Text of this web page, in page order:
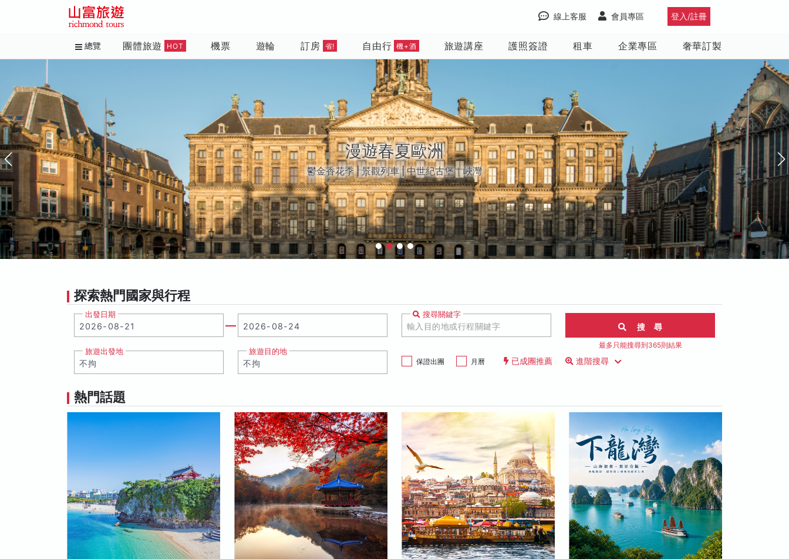
登入/註冊
會員專區
線上客服
總覽 團體旅遊 HOT 機票 遊輪 訂房 省! 自由行 機+酒 旅遊講座 護照簽證 租車 企業專區 奢華訂製
越南 • 越來越好玩
河內｜峴港｜胡志明市｜富國島
探索熱門國家與行程
出發日期 搜尋關鍵字
旅遊出發地
旅遊目的地
保證出團
月曆 已成團推薦
搜 尋
最多只能搜尋到365則結果
進階搜尋
熱門話題